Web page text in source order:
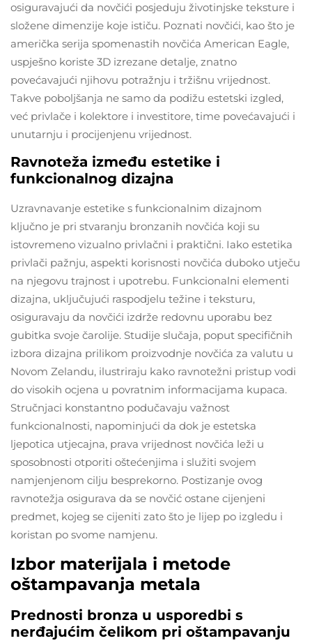
osiguravajući da novčići posjeduju životinjske teksture i
složene dimenzije koje ističu. Poznati novčići, kao što je
američka serija spomenastih novčića American Eagle,
uspješno koriste 3D izrezane detalje, znatno
povećavajući njihovu potražnju i tržišnu vrijednost.
Takve poboljšanja ne samo da podižu estetski izgled,
već privlače i kolektore i investitore, time povećavajući i
unutarnju i procijenjenu vrijednost.
Ravnoteža između estetike i
funkcionalnog dizajna
Uzravnavanje estetike s funkcionalnim dizajnom
ključno je pri stvaranju bronzanih novčića koji su
istovremeno vizualno privlačni i praktični. Iako estetika
privlači pažnju, aspekti korisnosti novčića duboko utječu
na njegovu trajnost i upotrebu. Funkcionalni elementi
dizajna, uključujući raspodjelu težine i teksturu,
osiguravaju da novčići izdrže redovnu uporabu bez
gubitka svoje čarolije. Studije slučaja, poput specifičnih
izbora dizajna prilikom proizvodnje novčića za valutu u
Novom Zelandu, ilustriraju kako ravnotežni pristup vodi
do visokih ocjena u povratnim informacijama kupaca.
Stručnjaci konstantno podučavaju važnost
funkcionalnosti, napominjući da dok je estetska
ljepotica utjecajna, prava vrijednost novčića leži u
sposobnosti otporiti oštećenjima i služiti svojem
namjenjenom cilju besprekorno. Postizanje ovog
ravnotežja osigurava da se novčić ostane cijenjeni
predmet, kojeg se cijeniti zato što je lijep po izgledu i
koristan po svome namjenu.
Izbor materijala i metode
oštampavanja metala
Prednosti bronza u usporedbi s
nerđajućim čelikom pri oštampavanju